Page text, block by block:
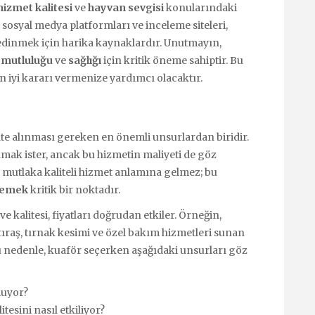
kalitesivehayvan sevgisikonularındaki
medya platformları ve inceleme siteleri,
için harika kaynaklardır. Unutmayın,
mutluluğuve sağlığıiçin kritik öneme sahiptir. Bu
kararı vermenize yardımcı olacaktır.
alınması gereken en önemli unsurlardan biridir.
ister, ancak bu hizmetin maliyeti de göz
kaliteli hizmet anlamına gelmez; bu
kritik bir noktadır.
kalitesi, fiyatları doğrudan etkiler. Örneğin,
tırnak kesimi ve özel bakım hizmetleri sunan
kuaför seçerken aşağıdaki unsurları göz
nasıl etkiliyor?